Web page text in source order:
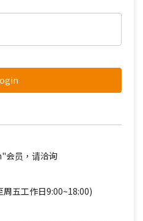
会员，请洽询
五工作日9:00~18:00)